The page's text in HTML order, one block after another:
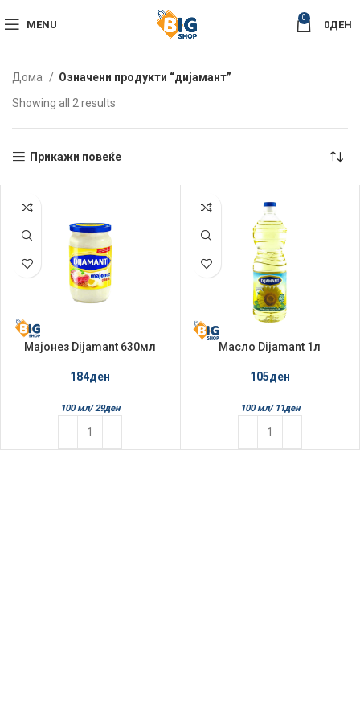
MENU
0
0ДЕН
Дома
Означени продукти “дијамант”
Showing all 2 results
Прикажи повеќе
Мајонез Dijamant 630мл
184ден
100 мл/ 29ден
Масло Dijamant 1л
105ден
100 мл/ 11ден